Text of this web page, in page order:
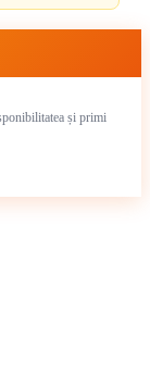
și primi